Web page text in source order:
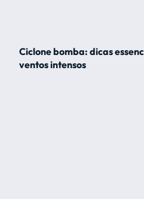
Ciclone bomba: dicas
ventos intensos